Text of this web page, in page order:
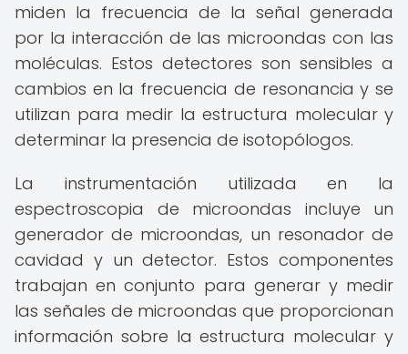
miden la frecuencia de la señal generada
por la interacción de las microondas con las
moléculas. Estos detectores son sensibles a
cambios en la frecuencia de resonancia y se
utilizan para medir la estructura molecular y
determinar la presencia de isotopólogos.
La instrumentación utilizada en la
espectroscopia de microondas incluye un
generador de microondas, un resonador de
cavidad y un detector. Estos componentes
trabajan en conjunto para generar y medir
las señales de microondas que proporcionan
información sobre la estructura molecular y